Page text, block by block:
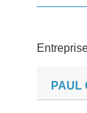
PAUL